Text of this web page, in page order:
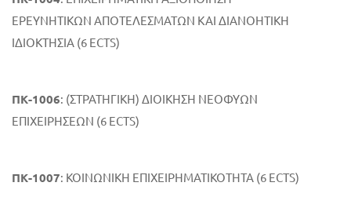
ΕΡΕΥΝΗΤΙΚΩΝ ΑΠΟΤΕΛΕΣΜΑΤΩΝ ΚΑΙ ΔΙΑΝΟΗΤΙΚΗ
ΙΔΙΟΚΤΗΣΙΑ (6 ECTS)
ΠΚ-1006: (ΣΤΡΑΤΗΓΙΚΗ) ΔΙΟΙΚΗΣΗ ΝΕΟΦΥΩΝ
ΕΠΙΧΕΙΡΗΣΕΩΝ (6 ECTS)
ΠΚ-1007: ΚΟΙΝΩΝΙΚΗ ΕΠΙΧΕΙΡΗΜΑΤΙΚΟΤΗΤΑ (6 ECTS)